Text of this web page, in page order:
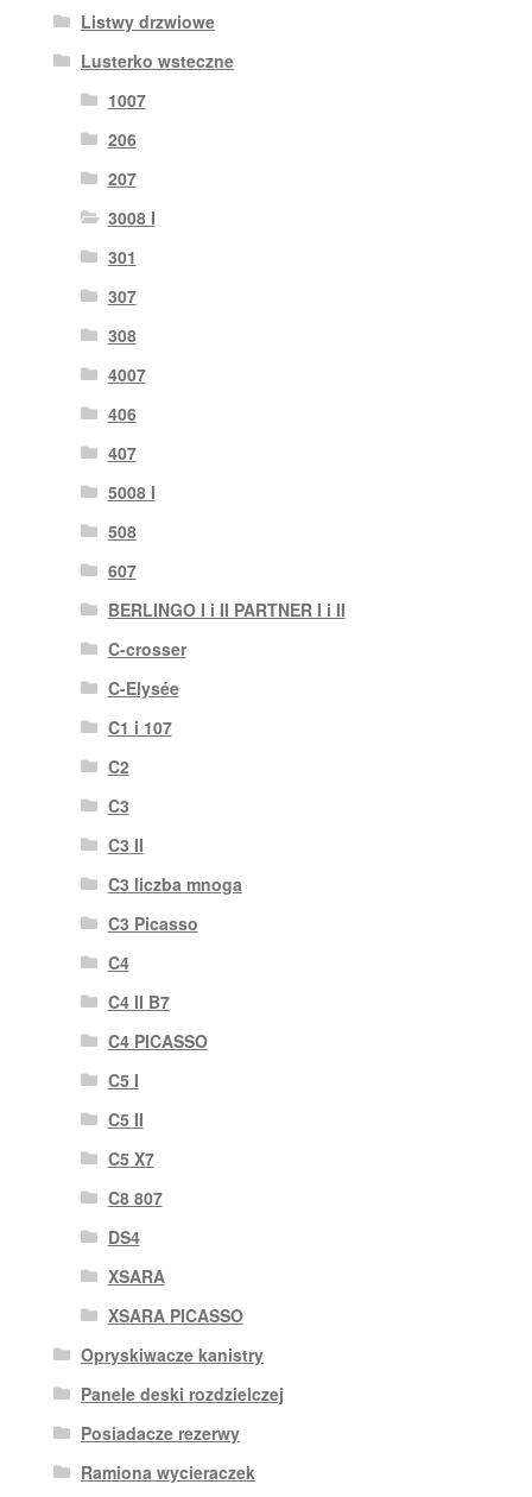
Listwy drzwiowe
Lusterko wsteczne
1007
206
207
3008 I
301
307
308
4007
406
407
5008 I
508
607
BERLINGO I i II PARTNER I i II
C-crosser
C-Elysée
C1 i 107
C2
C3
C3 II
C3 liczba mnoga
C3 Picasso
C4
C4 II B7
C4 PICASSO
C5 I
C5 II
C5 X7
C8 807
DS4
XSARA
XSARA PICASSO
Opryskiwacze kanistry
Panele deski rozdzielczej
Posiadacze rezerwy
Ramiona wycieraczek